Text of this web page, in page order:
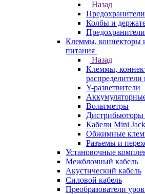
Назад
Предохранители
Колбы и
Предохранители
Клеммы, коннекторы
питания
Назад
Клеммы,
распределители
Y-разветвители
Вольтметры
Дистрибьюторы
Кабели Mini
Обжимные
Разъемы и
Установочные
Межблочный кабель
Акустический кабель
Силовой кабель
Преобразователи